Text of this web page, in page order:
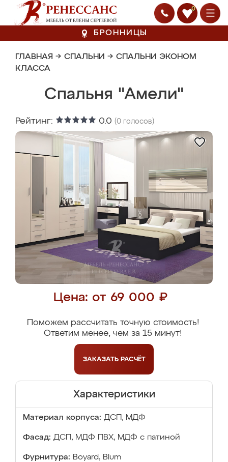
0
БРОННИЦЫ
ГЛАВНАЯ → СПАЛЬНИ → СПАЛЬНИ ЭКОНОМ
КЛАССА
Спальня "Амели"
Рейтинг: 0.0 (0 голосов)
Цена: от 69 000 ₽
Поможем рассчитать точную стоимость!
Ответим менее, чем за 15 минут!
ЗАКАЗАТЬ РАСЧЁТ
Характеристики
Материал корпуса: ДСП, МДФ
Фасад: ДСП, МДФ ПВХ, МДФ с патиной
Фурнитура: Boyard, Blum